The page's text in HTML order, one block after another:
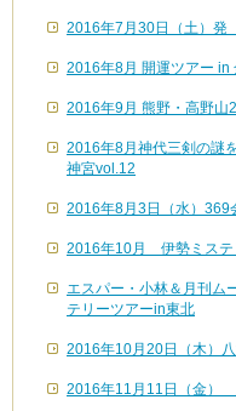
2016年7月30日（土）
2016年8月 開運ツアー
2016年9月 熊野・高野山
2016年8月神代三剣の謎
神宮vol.12
2016年8月3日（水）369
2016年10月 伊勢ミステ
エスパー・小林＆月刊ム
テリーツアーin東北
2016年10月20日（木）
2016年11月11日（金）